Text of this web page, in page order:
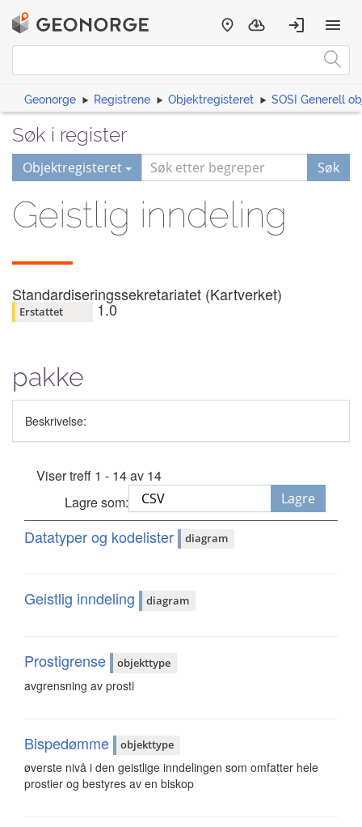
Geonorge Registrene Objektregisteret SOSI Generell
Søk i register
Objektregisteret Søk
Geistlig inndeling
Standardiseringssekretariatet (Kartverket)
Erstattet 1.0
pakke
Beskrivelse:
Viser treff 1 - 14 av 14
Lagre som:
Lagre
Datatyper og kodelister diagram
Geistlig inndeling diagram
Prostigrense objekttype
avgrensning av prosti
Bispedømme objekttype
øverste nivå i den geistlige inndelingen som omfatter hele
prostier og bestyres av en biskop